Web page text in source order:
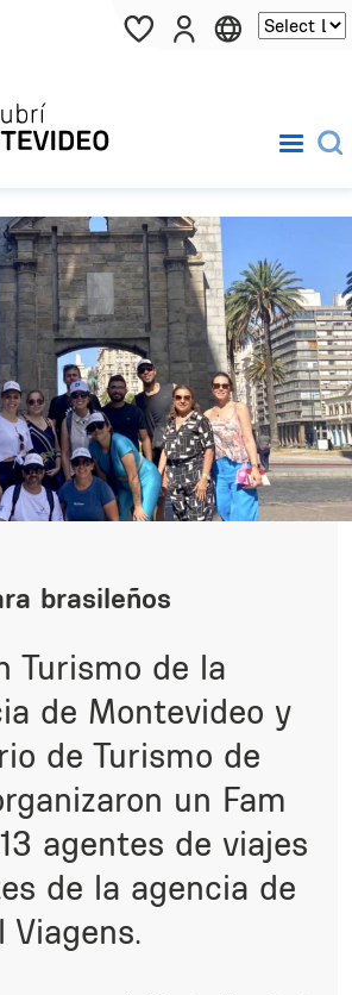
Pasar al contenido principal
brasileños
Turismo de la
de Montevideo y
de Turismo de
un Fam
agentes de viajes
de la agencia de
Viagens.